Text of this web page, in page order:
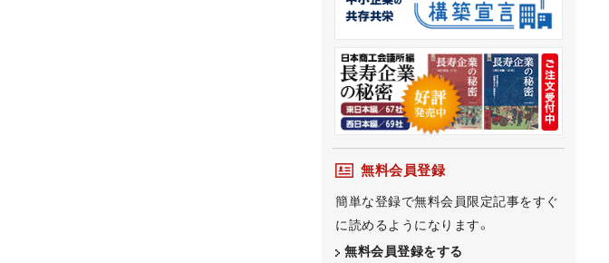
無料会員登録
簡単な登録で無料会員限定記事をすぐ
に読めるようになります。
無料会員登録をする